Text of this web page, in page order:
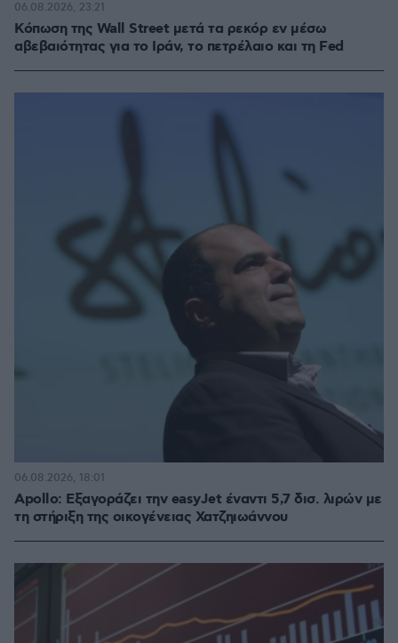
Κόπωση της Wall Street μετά τα ρεκόρ εν μέσω
αβεβαιότητας για το Ιράν, το πετρέλαιο και τη Fed
06.08.2026, 23:21
Apollo: Εξαγοράζει την easyJet έναντι 5,7 δισ. λιρών με
τη στήριξη της οικογένειας Χατζηιωάννου
06.08.2026, 18:01